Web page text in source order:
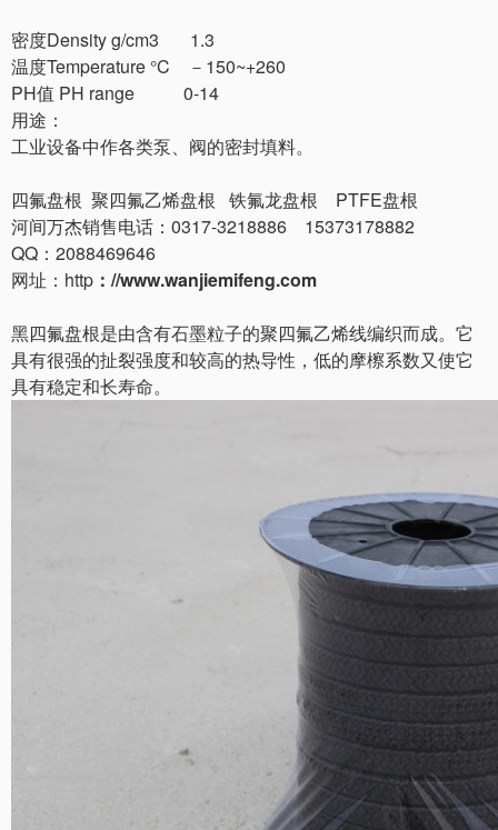
密度Density g/cm3 1.3
温度Temperature °C －150~+260
PH值 PH range 0-14
用途：
工业设备中作各类泵、阀的密封填料。
四氟盘根 聚四氟乙烯盘根 铁氟龙盘根 PTFE盘根
河间万杰销售电话：0317-3218886 15373178882
QQ：2088469646
网址：http ：//www.wanjiemifeng.com
黑四氟盘根是由含有石墨粒子的聚四氟乙烯线编织而成。它
具有很强的扯裂强度和较高的热导性，低的摩檫系数又使它
具有稳定和长寿命。